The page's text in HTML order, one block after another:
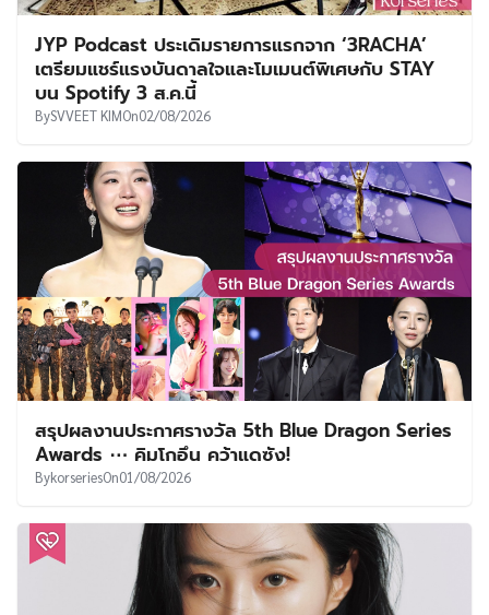
JYP Podcast ประเดิมรายการแรกจาก ‘3RACHA’
เตรียมแชร์แรงบันดาลใจและโมเมนต์พิเศษกับ STAY
บน Spotify 3 ส.ค.นี้
BySVVEET KIMOn02/08/2026
สรุปผลงานประกาศรางวัล 5th Blue Dragon Series
Awards ⋯ คิมโกอึน คว้าแดซัง!
BykorseriesOn01/08/2026